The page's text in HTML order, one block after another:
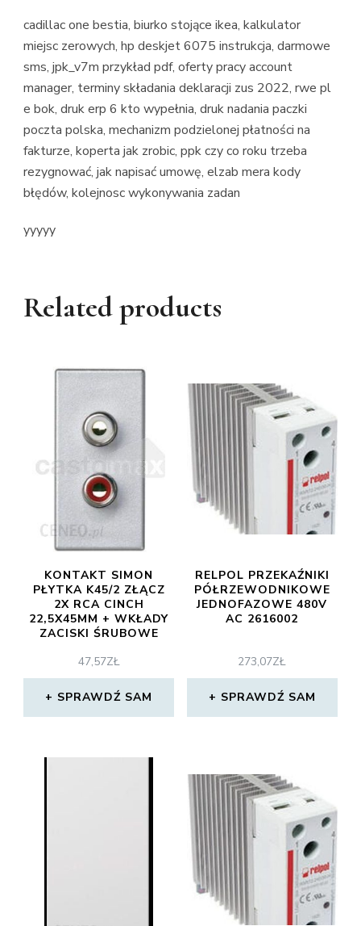
cadillac one bestia, biurko stojące ikea, kalkulator
miejsc zerowych, hp deskjet 6075 instrukcja, darmowe
sms, jpk_v7m przykład pdf, oferty pracy account
manager, terminy składania deklaracji zus 2022, rwe pl
e bok, druk erp 6 kto wypełnia, druk nadania paczki
poczta polska, mechanizm podzielonej płatności na
fakturze, koperta jak zrobic, ppk czy co roku trzeba
rezygnować, jak napisać umowę, elzab mera kody
błędów, kolejnosc wykonywania zadan
yyyyy
Related products
KONTAKT SIMON
PŁYTKA K45/2 ZŁĄCZ
2X RCA CINCH
22,5X45MM + WKŁADY
ZACISKI ŚRUBOWE
47,57ZŁ
SPRAWDŹ SAM
RELPOL PRZEKAŹNIKI
PÓŁRZEWODNIKOWE
JEDNOFAZOWE 480V
AC 2616002
273,07ZŁ
SPRAWDŹ SAM